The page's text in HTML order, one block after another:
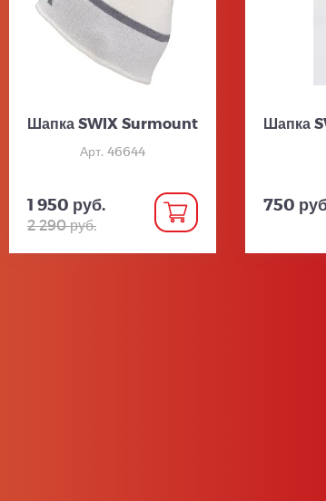
Шапка SWIX Surmount
Арт. 46644
1 950 руб.
2 290 руб.
Шапка
750